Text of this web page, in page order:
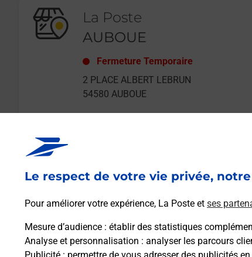
Le respect de votre vie privée,
Pour améliorer votre expérience, La Poste et ses
Mesure d’audience : établir des statistiques
Analyse et personnalisation : analyser les parcours
La Poste
AUBOUE
Fermeture Temporaire
2 PLACE ALBERT LEBRUN
54580 AUBOUE
En savoir plus